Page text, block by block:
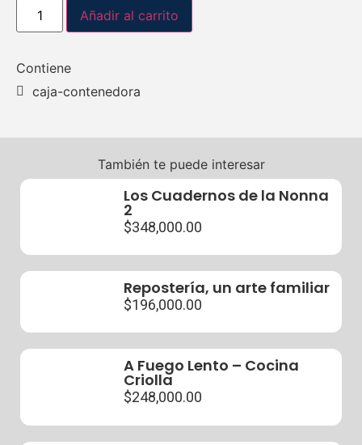
Añadir al carrito
Contiene
caja-contenedora
También te puede interesar
Los Cuadernos de la Nonna
2
$348,000.00
Repostería, un arte familiar
$196,000.00
A Fuego Lento – Cocina
Criolla
$248,000.00